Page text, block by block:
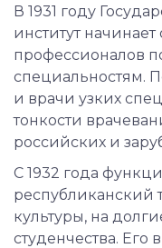
В 1931 году
институт
профессионалов
специальностям.
и врачи узких
тонкости
российских и
С 1932 года
республиканский
культуры, на
студенчества.